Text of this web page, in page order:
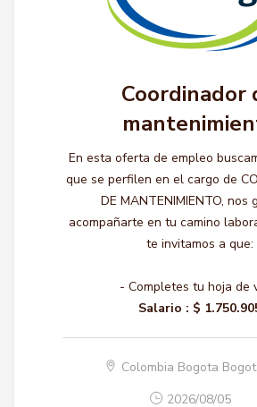
Coordinador
En esta oferta de empleo
que se perfilen en el cargo de
DE MANTENIMIENTO, nos
acompañarte en tu camino
te invitamos a que:
- Completes tu hoja de
Salario : $
Colombia Bogota
2026/08/05